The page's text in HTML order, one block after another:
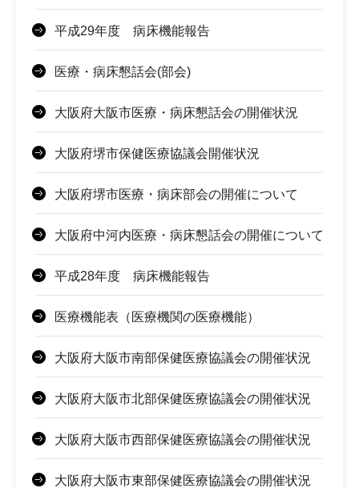
平成29年度 病床機能報告
医療・病床懇話会(部会)
大阪府大阪市医療・病床懇話会の開催状況
大阪府堺市保健医療協議会開催状況
大阪府堺市医療・病床部会の開催について
大阪府中河内医療・病床懇話会の開催について
平成28年度 病床機能報告
医療機能表（医療機関の医療機能）
大阪府大阪市南部保健医療協議会の開催状況
大阪府大阪市北部保健医療協議会の開催状況
大阪府大阪市西部保健医療協議会の開催状況
大阪府大阪市東部保健医療協議会の開催状況